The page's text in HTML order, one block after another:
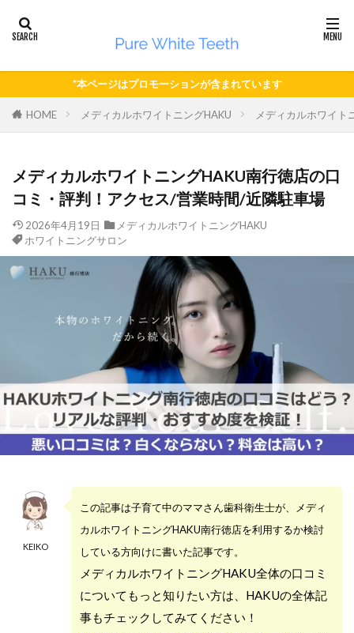
*本ページはプロモーションが含まれています
HOME メディカルホワイトニングHAKU メディカルホワイ
メディカルホワイトニングHAKU南行徳店の口
コミ・評判！アクセス/営業時間/近隣駐車場
2026年4月19日
メディカルホワイトニングHAKU
ホワイトニングサロン
KEIKO
この記事は子育て中のママさん歯科衛生士が、メディ
カルホワイトニングHAKU南行徳店を利用するか検討
している方向けに書いた記事です。
メディカルホワイトニングHAKU全体の口コミ
についてもっと知りたい方は、HAKUの全体記
事もチェックしてみてください！